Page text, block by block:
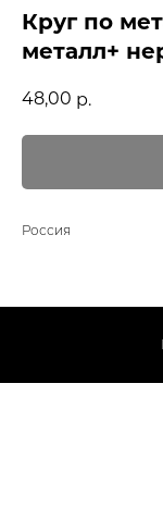
Круг по
металл+
48,00 р.
Россия